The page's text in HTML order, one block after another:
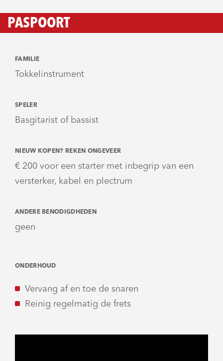
PASPOORT
FAMILIE
Tokkelinstrument
SPELER
Basgitarist of bassist
NIEUW KOPEN? REKEN ONGEVEER
€ 200 voor een starter met inbegrip van een
versterker, kabel en plectrum
ANDERE BENODIGDHEDEN
geen
ONDERHOUD
Vervang af en toe de snaren
Reinig regelmatig de frets